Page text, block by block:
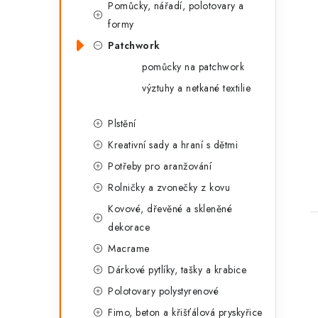
Pomůcky, nářadí, polotovary a
formy
Patchwork
pomůcky na patchwork
výztuhy a netkané textilie
Plstění
Kreativní sady a hraní s dětmi
Potřeby pro aranžování
Rolničky a zvonečky z kovu
Kovové, dřevěné a skleněné
dekorace
Macrame
Dárkové pytlíky, tašky a krabice
Polotovary polystyrenové
Fimo, beton a křišťálová pryskyřice